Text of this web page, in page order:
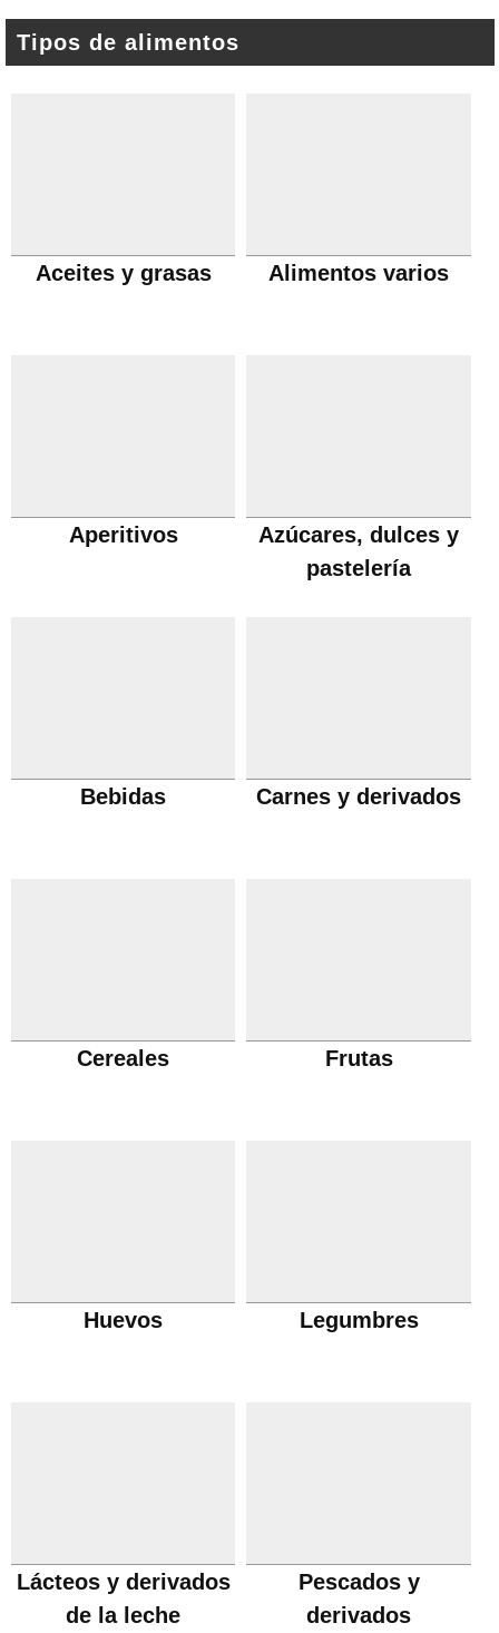
Tipos de alimentos
Aceites y grasas Alimentos varios
Aperitivos
Azúcares, dulces y
pastelería
Bebidas Carnes y derivados
Cereales Frutas
Huevos Legumbres
Lácteos y derivados
de la leche
Pescados y
derivados